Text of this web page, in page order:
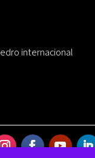
internacional